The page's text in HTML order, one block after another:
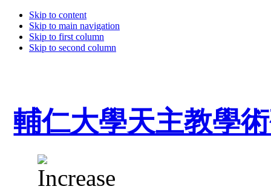
Skip to content
Skip to main navigation
Skip to first column
Skip to second column
輔仁大學天主教學